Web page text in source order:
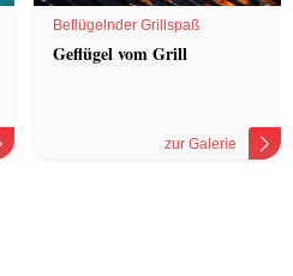
Beflügelnder Grillspaß
Geflügel vom Grill
zur Galerie